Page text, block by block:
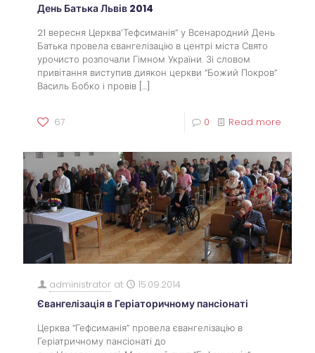
День Батька Львів 2014
21 вересня Церква’Тефсиманія” у Всенародний День
Батька провела євангелізацію в центрі міста Свято
урочисто розпочали Гімном України. Зі словом
привітання виступив диякон церкви “Божий Покров”
Василь Бобко і провів […]
67 0 Read more
administrator at 15.09.2014
Євангелізація в Геріаторичному пансіонаті
Церква “Гефсиманія” провела євангелізацію в
Геріатричному пансіонаті до